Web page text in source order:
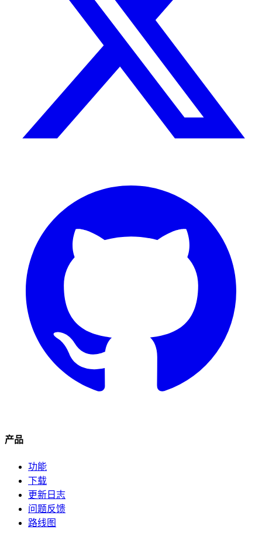
产品
功能
下载
更新日志
问题反馈
路线图